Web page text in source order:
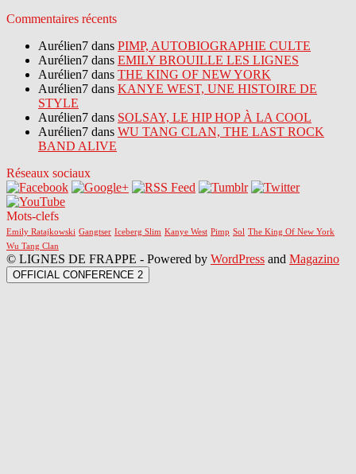
Commentaires récents
Aurélien7 dans PIMP, AUTOBIOGRAPHIE CULTE
Aurélien7 dans EMILY BROUILLE LES LIGNES
Aurélien7 dans THE KING OF NEW YORK
Aurélien7 dans KANYE WEST, UNE HISTOIRE DE
STYLE
Aurélien7 dans SOLSAY, LE HIP HOP À LA COOL
Aurélien7 dans WU TANG CLAN, THE LAST ROCK
BAND ALIVE
Réseaux sociaux
Mots-clefs
Emily Ratajkowski Gangtser Iceberg Slim Kanye West Pimp Sol The King Of New York
Wu Tang Clan
© LIGNES DE FRAPPE - Powered by WordPress and Magazino
OFFICIAL CONFERENCE 2